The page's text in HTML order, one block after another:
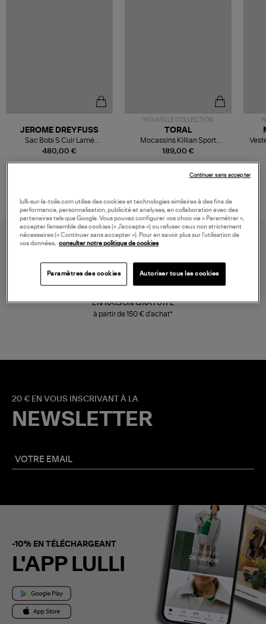
480,00 €
JEROME DREYFUSS
Sac Bobi S Cuir Lamé
Champagne
NOUVELLE COLLECTION
189,00 €
TORAL
Mocassins Killian Sport
Mousse
LIVRAISON GRATUITE
à partir de 150 € d'achat*
20 € EN VOUS INSCRIVANT À LA
NEWSLETTER
-10% EN TÉLÉCHARGEANT
L'APP LULLI
lulli-sur-la-toile.com utilise des cookies et technologies similaires à des fins de
performance, personnalisation, publicité et analyses, en collaboration avec des
partenaires tels que Google. Vous pouvez configurer vos choix via « Paramétrer »,
accepter l’ensemble des cookies (« J’accepte ») ou refuser ceux non strictement
nécessaires (« Continuer sans accepter »). Pour en savoir plus sur l’utilisation de
vos données, consulter notre politique de cookies
Paramètres des cookies Autoriser tous les cookies
Continuer sans accepter